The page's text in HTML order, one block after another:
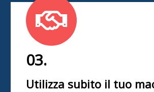
03.
Utilizza subito il tuo